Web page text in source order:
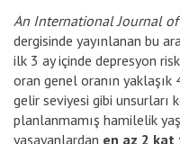
An International Journal
dergisinde yayınlanan bu
ilk 3 ay içinde depresyon
oran genel oranın yaklaşık
gelir seviyesi gibi unsurları
planlanmamış hamilelik
yaşayanlardan en az 2 kat